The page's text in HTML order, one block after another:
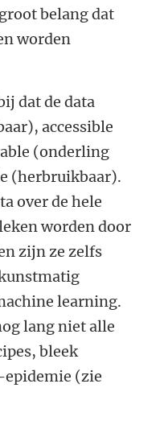
belang dat
worden
dat de data
accessible
(onderling
(herbruikbaar).
over de hele
worden door
zijn ze zelfs
learning.
lang niet alle
bleek
(zie